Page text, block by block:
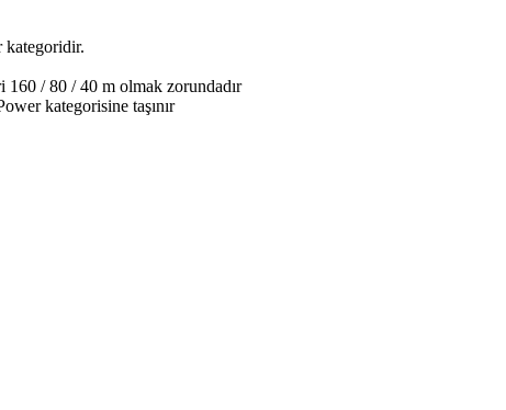
kategoridir.
160 / 80 / 40 m olmak zorundadır
kategorisine taşınır